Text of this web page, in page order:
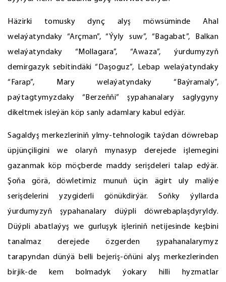
Häzirki tomusky dynç alyş möwsüminde Ahal
welaýatyndaky “Arçman”, “Ýyly suw”, “Bagabat”, Balkan
welaýatyndaky “Mollagara”, “Awaza”, ýurdumyzyň
demirgazyk sebitindäki “Daşoguz”, Lebap welaýatyndaky
“Farap”, Mary welaýatyndaky “Baýramaly”,
paýtagtymyzdaky “Berzeňňi” şypahanalary saglygyny
dikeltmek isleýän köp sanly adamlary kabul edýär.
Sagaldyş merkezleriniň ylmy-tehnologik taýdan döwrebap
üpjünçiligini we olaryň mynasyp derejede işlemegini
gazanmak köp möçberde maddy serişdeleri talap edýär.
Şoňa görä, döwletimiz munuň üçin ägirt uly maliýe
serişdelerini yzygiderli gönükdirýär. Soňky ýyllarda
ýurdumyzyň şypahanalary düýpli döwrebaplaşdyryldy.
Düýpli abatlaýyş we gurluşyk işleriniň netijesinde keşbini
tanalmaz derejede özgerden şypahanalarymyz
tarapyndan dünýä belli bejeriş-öňüni alyş merkezlerinden
birjik-de kem bolmadyk ýokary hilli hyzmatlar